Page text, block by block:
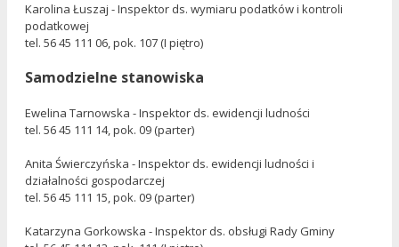
Karolina Łuszaj - Inspektor ds. wymiaru podatków i kontroli
podatkowej
tel. 56 45 111 06, pok. 107 (I piętro)
Samodzielne stanowiska
Ewelina Tarnowska - Inspektor ds. ewidencji ludności
tel. 56 45 111 14, pok. 09 (parter)
Anita Świerczyńska - Inspektor ds. ewidencji ludności i
działalności gospodarczej
tel. 56 45 111 15, pok. 09 (parter)
Katarzyna Gorkowska - Inspektor ds. obsługi Rady Gminy